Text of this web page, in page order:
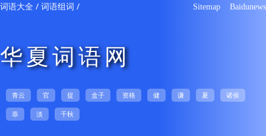
词语大全 / 词语组词 / Sitemap Baidunews
华夏词语网
青云 官 捉 盒子 资格 健 谦 夏 诸侯
恭 淡 千秋